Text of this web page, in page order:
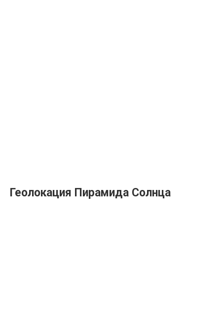
Геолокация Пирамида Солнца